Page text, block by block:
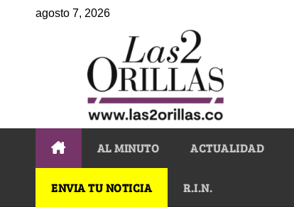
agosto 7, 2026
AL MINUTO ACTUALIDAD
ENVIA TU NOTICIA R.I.N.